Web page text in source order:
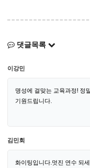
댓글목록
이강민
명성에 걸맞는 교육과정! 정
기원드립니다.
김민회
화이팅입니다.멋진 연수 되